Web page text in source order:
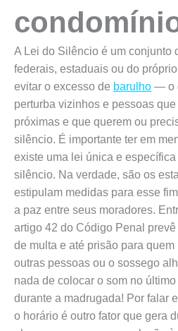
A Lei do Silêncio é um conjunto
federais, estaduais ou do
evitar o excesso de barulho — o
perturba vizinhos e pessoas
próximas e que querem ou
silêncio. É importante ter em
existe uma lei única e específica
silêncio. Na verdade, são os
estipulam medidas para esse
a paz entre seus moradores.
artigo 42 do Código Penal
de multa e até prisão para quem
outras pessoas ou o sossego
nada de colocar o som no
durante a madrugada! Por falar
o horário é outro fator que gera